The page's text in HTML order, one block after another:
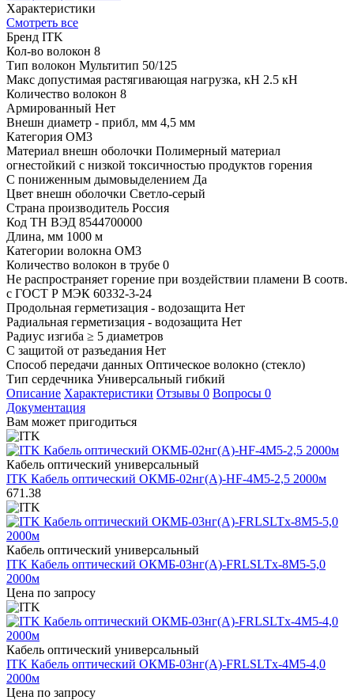
Характеристики
Смотреть все
Бренд ITK
Кол-во волокон 8
Тип волокон Мультитип 50/125
Макс допустимая растягивающая нагрузка, кН 2.5 кН
Количество волокон 8
Армированный Нет
Внешн диаметр - прибл, мм 4,5 мм
Категория OM3
Материал внешн оболочки Полимерный материал
огнестойкий с низкой токсичностью продуктов горения
С пониженным дымовыделением Да
Цвет внешн оболочки Светло-серый
Страна производитель Россия
Код ТН ВЭД 8544700000
Длина, мм 1000 м
Категории волокна OM3
Количество волокон в трубе 0
Не распространяет горение при воздействии пламени В соотв.
с ГОСТ Р МЭК 60332-3-24
Продольная герметизация - водозащита Нет
Радиальная герметизация - водозащита Нет
Радиус изгиба ≥ 5 диаметров
С защитой от разъедания Нет
Способ передачи данных Оптическое волокно (стекло)
Тип сердечника Универсальный гибкий
Описание Характеристики Отзывы 0 Вопросы 0
Документация
Вам может пригодиться
Кабель оптический универсальный
ITK Кабель оптический ОКМБ-02нг(А)-HF-4М5-2,5 2000м
671.38
Кабель оптический универсальный
ITK Кабель оптический ОКМБ-03нг(А)-FRLSLTx-8М5-5,0
2000м
Цена по запросу
Кабель оптический универсальный
ITK Кабель оптический ОКМБ-03нг(А)-FRLSLTx-4М5-4,0
2000м
Цена по запросу